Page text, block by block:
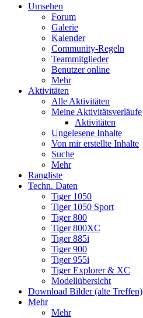
Umsehen
Forum
Galerie
Kalender
Community-Regeln
Teammitglieder
Benutzer online
Mehr
Aktivitäten
Alle Aktivitäten
Meine Aktivitätsverläufe
Aktivitäten
Ungelesene Inhalte
Von mir erstellte Inhalte
Suche
Mehr
Rangliste
Techn. Daten
Tiger 1050
Tiger 1050 Sport
Tiger 800
Tiger 800XC
Tiger 885i
Tiger 900
Tiger 955i
Tiger Explorer & XC
Modellübersicht
Download Bilder (alte Treffen)
Mehr
Mehr